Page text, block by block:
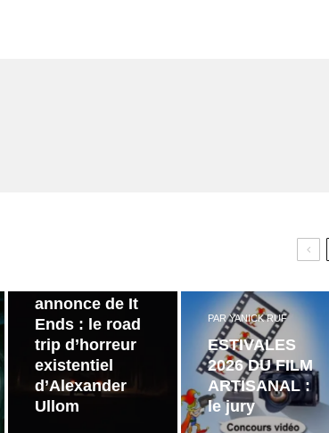
annonce de It
Ends : le road
trip d’horreur
existentiel
d’Alexander
Ullom
PARYANICK RUF
ESTIVALES
2026 DU FILM
ARTISANAL :
le jury